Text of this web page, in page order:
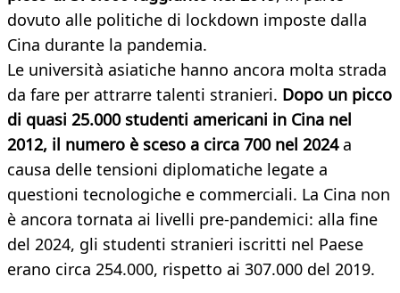
dovuto alle politiche di lockdown imposte dalla
Cina durante la pandemia.
Le università asiatiche hanno ancora molta strada
da fare per attrarre talenti stranieri. Dopo un picco
di quasi 25.000 studenti americani in Cina nel
2012, il numero è sceso a circa 700 nel 2024a
causa delle tensioni diplomatiche legate a
questioni tecnologiche e commerciali. La Cina non
è ancora tornata ai livelli pre-pandemici: alla fine
del 2024, gli studenti stranieri iscritti nel Paese
erano circa 254.000, rispetto ai 307.000 del 2019.